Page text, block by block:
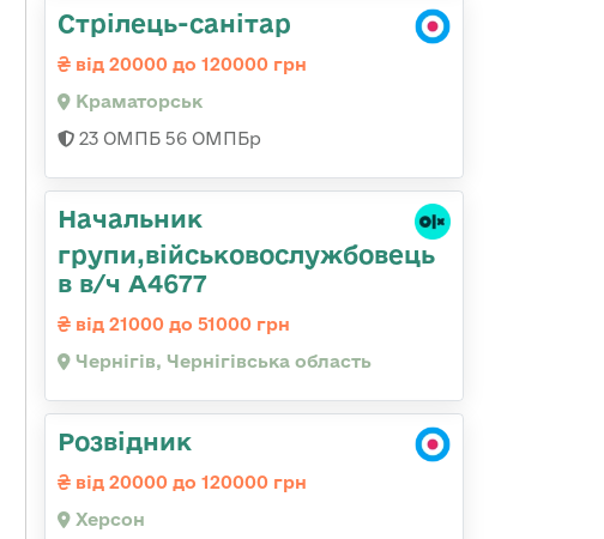
Стрілець-санітар
від 20000 до 120000 грн
Краматорськ
23 ОМПБ 56 ОМПБр
Начальник
групи,військовослужбовець
в в/ч А4677
від 21000 до 51000 грн
Чернігів, Чернігівська область
Розвідник
від 20000 до 120000 грн
Херсон